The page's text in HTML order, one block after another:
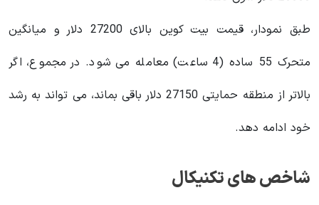
طبق نمودار، قیمت بیت کوین بالای 27200 دلار و میانگین
متحرک 55 ساده (4 ساعت) معامله می شود. در مجموع، اگر
بالاتر از منطقه حمایتی 27150 دلار باقی بماند، می تواند به رشد
خود ادامه دهد.
شاخص های تکنیکال